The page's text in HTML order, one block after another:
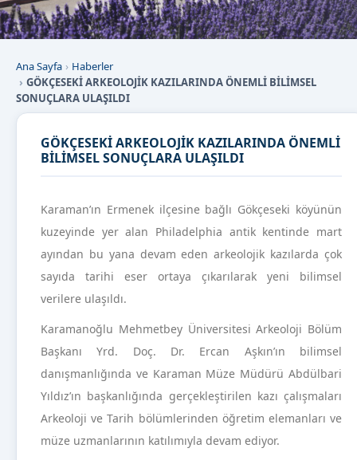
Ana Sayfa
Haberler
GÖKÇESEKİ ARKEOLOJİK KAZILARINDA ÖNEMLİ BİLİMSEL
SONUÇLARA ULAŞILDI
GÖKÇESEKİ ARKEOLOJİK KAZILARINDA ÖNEMLİ
BİLİMSEL SONUÇLARA ULAŞILDI
Karaman’ın Ermenek ilçesine bağlı Gökçeseki köyünün
kuzeyinde yer alan Philadelphia antik kentinde mart
ayından bu yana devam eden arkeolojik kazılarda çok
sayıda tarihi eser ortaya çıkarılarak yeni bilimsel
verilere ulaşıldı.
Karamanoğlu Mehmetbey Üniversitesi Arkeoloji Bölüm
Başkanı Yrd. Doç. Dr. Ercan Aşkın’ın bilimsel
danışmanlığında ve Karaman Müze Müdürü Abdülbari
Yıldız’ın başkanlığında gerçekleştirilen kazı çalışmaları
Arkeoloji ve Tarih bölümlerinden öğretim elemanları ve
müze uzmanlarının katılımıyla devam ediyor.